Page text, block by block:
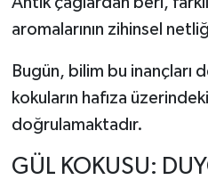
aromalarının zihinsel
Bugün, bilim bu inançları
kokuların hafıza
doğrulamaktadır.
GÜL KOKUSU: